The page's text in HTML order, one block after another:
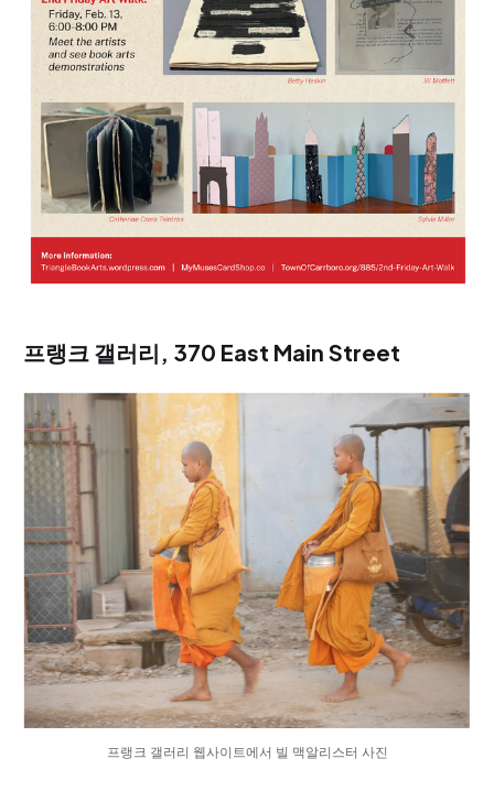
프랭크 갤러리, 370 East Main Street
프랭크 갤러리 웹사이트에서 빌 맥알리스터 사진